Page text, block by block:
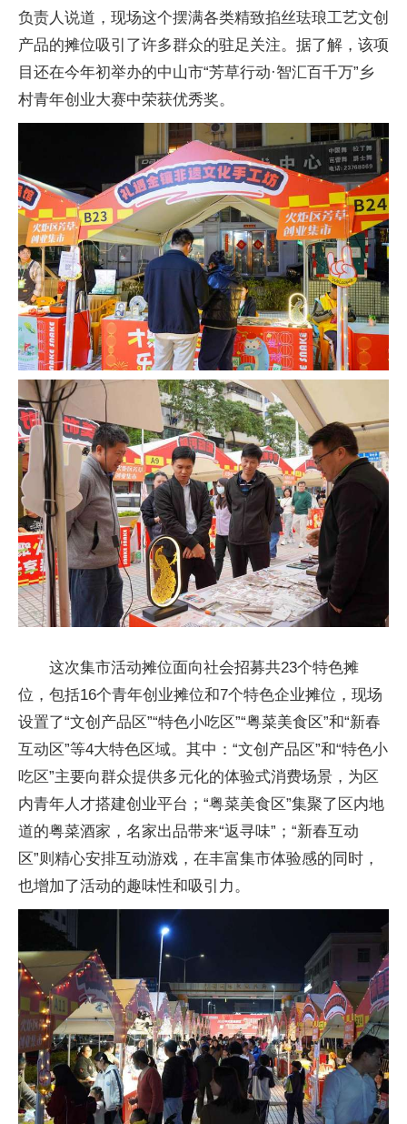
负责人说道，现场这个摆满各类精致掐丝珐琅工艺文创
产品的摊位吸引了许多群众的驻足关注。据了解，该项
目还在今年初举办的中山市“芳草行动·智汇百千万”乡
村青年创业大赛中荣获优秀奖。
这次集市活动摊位面向社会招募共23个特色摊
位，包括16个青年创业摊位和7个特色企业摊位，现场
设置了“文创产品区”“特色小吃区”“粤菜美食区”和“新春
互动区”等4大特色区域。其中：“文创产品区”和“特色小
吃区”主要向群众提供多元化的体验式消费场景，为区
内青年人才搭建创业平台；“粤菜美食区”集聚了区内地
道的粤菜酒家，名家出品带来“返寻味”；“新春互动
区”则精心安排互动游戏，在丰富集市体验感的同时，
也增加了活动的趣味性和吸引力。